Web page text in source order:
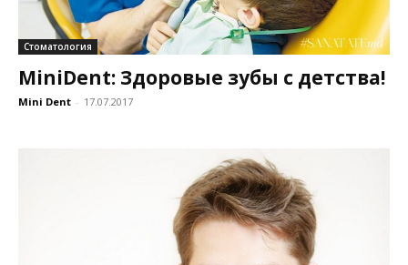
Стоматология
MiniDent: Здоровые зубы с детства!
Mini Dent - 17.07.2017